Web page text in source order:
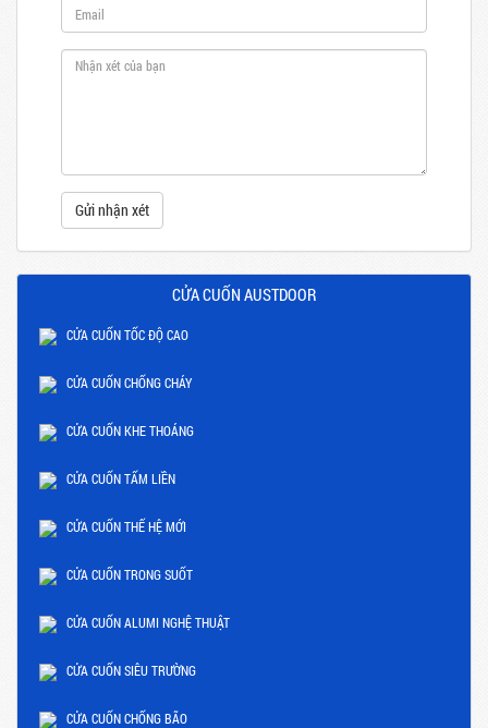
Gửi nhận xét
CỬA CUỐN AUSTDOOR
CỬA CUỐN TỐC ĐỘ CAO
CỬA CUỐN CHỐNG CHÁY
CỬA CUỐN KHE THOÁNG
CỬA CUỐN TẤM LIỀN
CỬA CUỐN THẾ HỆ MỚI
CỬA CUỐN TRONG SUỐT
CỬA CUỐN ALUMI NGHỆ THUẬT
CỬA CUỐN SIÊU TRƯỜNG
CỬA CUỐN CHỐNG BÃO